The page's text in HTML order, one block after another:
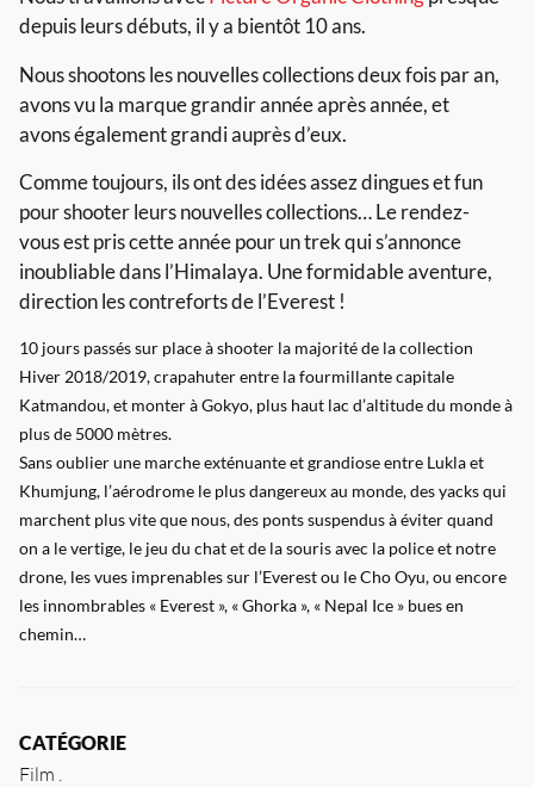
depuis leurs débuts, il y a bientôt 10 ans.
Nous shootons les nouvelles collections deux fois par an,
avons vu la marque grandir année après année, et
avons également grandi auprès d’eux.
Comme toujours, ils ont des idées assez dingues et fun
pour shooter leurs nouvelles collections… Le rendez-
vous est pris cette année pour un trek qui s’annonce
inoubliable dans l’Himalaya. Une formidable aventure,
direction les contreforts de l’Everest !
10 jours passés sur place à shooter la majorité de la collection
Hiver 2018/2019, crapahuter entre la fourmillante capitale
Katmandou, et monter à Gokyo, plus haut lac d’altitude du monde à
plus de 5000 mètres.
Sans oublier une marche exténuante et grandiose entre Lukla et
Khumjung, l’aérodrome le plus dangereux au monde, des yacks qui
marchent plus vite que nous, des ponts suspendus à éviter quand
on a le vertige, le jeu du chat et de la souris avec la police et notre
drone, les vues imprenables sur l’Everest ou le Cho Oyu, ou encore
les innombrables « Everest », « Ghorka », « Nepal Ice » bues en
chemin…
CATÉGORIE
Film